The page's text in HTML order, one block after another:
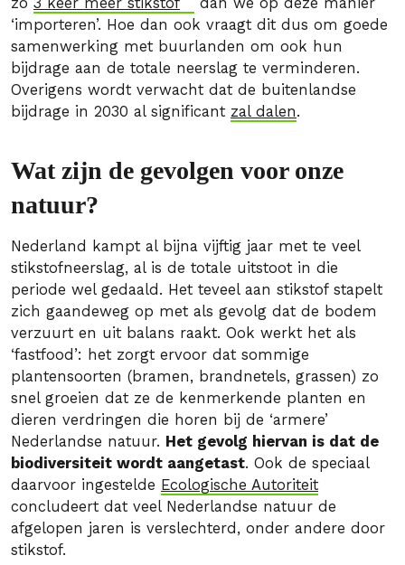
‘importeren’. Hoe dan ook vraagt dit dus om goede
samenwerking met buurlanden om ook hun
bijdrage aan de totale neerslag te verminderen.
Overigens wordt verwacht dat de buitenlandse
bijdrage in 2030 al significant zal dalen.
Wat zijn de gevolgen voor onze
natuur?
Nederland kampt al bijna vijftig jaar met te veel
stikstofneerslag, al is de totale uitstoot in die
periode wel gedaald. Het teveel aan stikstof stapelt
zich gaandeweg op met als gevolg dat de bodem
verzuurt en uit balans raakt. Ook werkt het als
‘fastfood’: het zorgt ervoor dat sommige
plantensoorten (bramen, brandnetels, grassen) zo
snel groeien dat ze de kenmerkende planten en
dieren verdringen die horen bij de ‘armere’
Nederlandse natuur. Het gevolg hiervan is dat de
biodiversiteit wordt aangetast. Ook de speciaal
daarvoor ingestelde Ecologische Autoriteit
concludeert dat veel Nederlandse natuur de
afgelopen jaren is verslechterd, onder andere door
stikstof.